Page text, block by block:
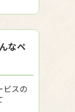
なペ
ビスの